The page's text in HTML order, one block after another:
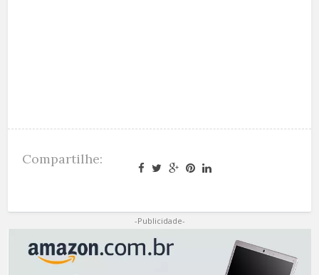
Compartilhe:
-Publicidade-